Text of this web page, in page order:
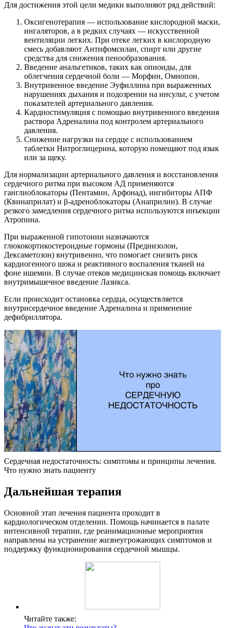
Для достижения этой цели медики выполняют ряд действий:
Оксигенотерапия — использование кислородной маски,
ингаляторов, а в редких случаях — искусственной
вентиляции легких. При отеке легких в кислородную
смесь добавляют Антифомсилан, спирт или другие
средства для снижения пенообразования.
Введение анальгетиков, таких как опиоиды, для
облегчения сердечной боли — Морфин, Омнопон.
Внутривенное введение Эуфиллина при выраженных
нарушениях дыхания и подозрении на инсульт, с учетом
показателей артериального давления.
Кардиостимуляция с помощью внутривенного введения
раствора Адреналина под контролем артериального
давления.
Снижение нагрузки на сердце с использованием
таблетки Нитроглицерина, которую помещают под язык
или за щеку.
Для нормализации артериального давления и восстановления
сердечного ритма при высоком АД применяются
ганглиоблокаторы (Пентамин, Арфонад), ингибиторы АПФ
(Квинаприлат) и β-адреноблокаторы (Анаприлин). В случае
резкого замедления сердечного ритма используются инъекции
Атропина.
При выраженной гипотонии назначаются
глюкокортикостероидные гормоны (Преднизолон,
Дексаметозон) внутривенно, что помогает снизить риск
кардиогенного шока и реактивного воспаления тканей на
фоне ишемии. В случае отеков медицинская помощь включает
внутримышечное введение Лазикса.
Если происходит остановка сердца, осуществляется
внутрисердечное введение Адреналина и применение
дефибриллятора.
Сердечная недостаточность: симптомы и принципы лечения.
Что нужно знать пациенту
Дальнейшая терапия
Основной этап лечения пациента проходит в
кардиологическом отделении. Помощь начинается в палате
интенсивной терапии, где реанимационные мероприятия
направлены на устранение жизнеугрожающих симптомов и
поддержку функционирования сердечной мышцы.
Читайте также: